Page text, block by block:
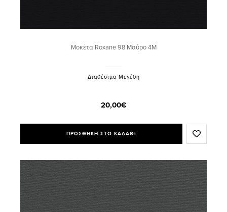
Μοκέτα Roxane 98 Μαύρο 4M
Διαθέσιμα Μεγέθη
20,00€
ΠΡΟΣΘΗΚΗ ΣΤΟ ΚΑΛΑΘΙ